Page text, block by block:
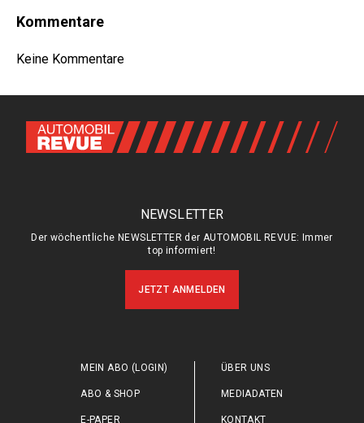
Kommentare
Keine Kommentare
NEWSLETTER
Der wöchentliche NEWSLETTER der AUTOMOBIL REVUE: Immer
top informiert!
JETZT ANMELDEN
MEIN ABO (LOGIN)
ABO & SHOP
E-PAPER
ÜBER UNS
MEDIADATEN
KONTAKT